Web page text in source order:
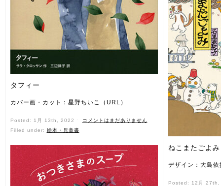
タフィー
カバー画・カット：星野ちいこ（URL）
Posted: 1月 13th, 2022 ˑ
コメントはまだありません
Filled under: 絵本・児童書
ねこまたごよみ
デザイン：大島
Posted: 12月